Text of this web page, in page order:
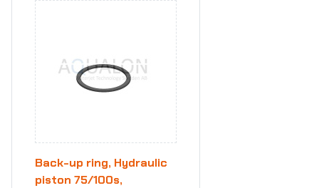
Back-up ring, Hydraulic
piston 75/100s,